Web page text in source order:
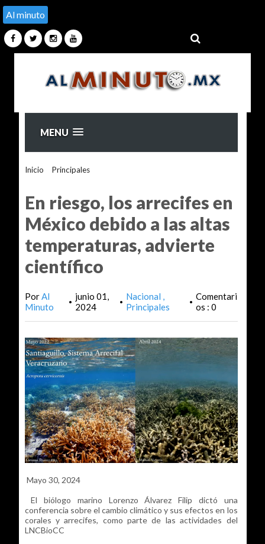
Al minuto
MENU
Inicio Principales>
En riesgo, los arrecifes en
México debido a las altas
temperaturas, advierte
científico
PorAl
Minuto
• junio 01,
2024
• Nacional
Principales
• Comentari
os : 0
Mayo 30, 2024
El biólogo marino Lorenzo Álvarez Filip dictó una
conferencia sobre el cambio climático y sus efectos en los
corales y arrecifes, como parte de las actividades del
LNCBioCC